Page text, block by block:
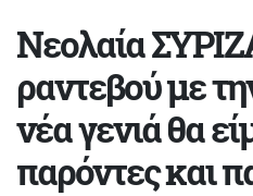
Νεολαία
ραντεβού με
νέα γενιά θα
παρόντες και